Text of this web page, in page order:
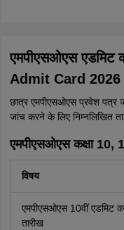
एमपीएसओएस एडमिट
Admit Card
छात्र एमपीएसओएस प्रवेश पत्र
जांच करने के लिए निम्नलिखित
एमपीएसओएस कक्षा 10,
विषय
एमपीएसओएस 10वीं एडमिट
तारीख